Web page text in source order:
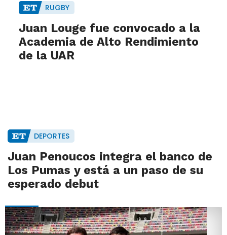
RUGBY
Juan Louge fue convocado a la
Academia de Alto Rendimiento
de la UAR
DEPORTES
Juan Penoucos integra el banco de
Los Pumas y está a un paso de su
esperado debut